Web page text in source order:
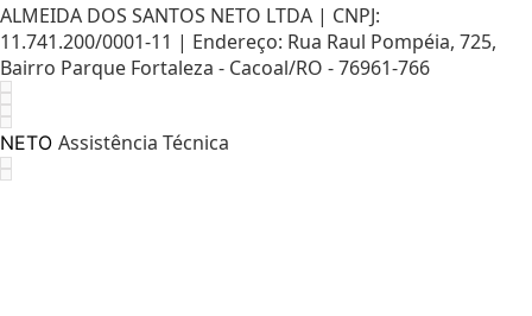
ALMEIDA DOS SANTOS NETO LTDA | CNPJ:
11.741.200/0001-11 | Endereço: Rua Raul Pompéia, 725,
Bairro Parque Fortaleza - Cacoal/RO - 76961-766
NETO Assistência Técnica